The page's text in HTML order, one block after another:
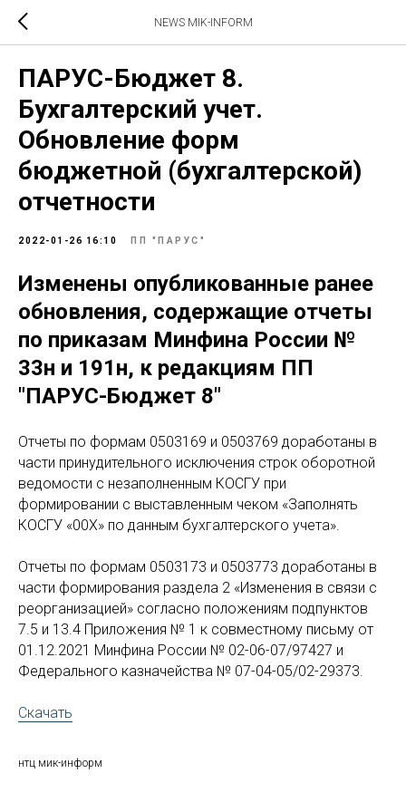
NEWS MIK-INFORM
ПАРУС-Бюджет 8.
Бухгалтерский учет.
Обновление форм
бюджетной (бухгалтерской)
отчетности
2022-01-26 16:10 ПП "ПАРУС"
Изменены опубликованные ранее
обновления, содержащие отчеты
по приказам Минфина России №
33н и 191н, к редакциям ПП
"ПАРУС-Бюджет 8"
Отчеты по формам 0503169 и 0503769 доработаны в
части принудительного исключения строк оборотной
ведомости с незаполненным КОСГУ при
формировании с выставленным чеком «Заполнять
КОСГУ «00Х» по данным бухгалтерского учета».
Отчеты по формам 0503173 и 0503773 доработаны в
части формирования раздела 2 «Изменения в связи с
реорганизацией» согласно положениям подпунктов
7.5 и 13.4 Приложения № 1 к совместному письму от
01.12.2021 Минфина России № 02-06-07/97427 и
Федерального казначейства № 07-04-05/02-29373.
Скачать
нтц мик-информ